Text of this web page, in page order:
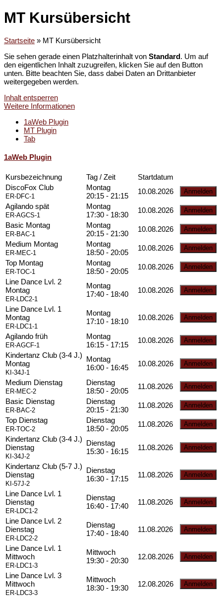
MT Kursübersicht
Startseite » MT Kursübersicht
Sie sehen gerade einen Platzhalterinhalt von Standard. Um auf
den eigentlichen Inhalt zuzugreifen, klicken Sie auf den Button
unten. Bitte beachten Sie, dass dabei Daten an Drittanbieter
weitergegeben werden.
Inhalt entsperren
Weitere Informationen
1aWeb Plugin
MT Plugin
Tab
1aWeb Plugin
Kursbezeichnung Tag / Zeit
Startdatum
DiscoFox Club
ER-DFC-1
Montag
20:15 - 21:15
10.08.2026
Agilando spät
ER-AGCS-1
Montag
17:30 - 18:30
10.08.2026
Basic Montag
ER-BAC-1
Montag
20:15 - 21:30
10.08.2026
Medium Montag
ER-MEC-1
Montag
18:50 - 20:05
10.08.2026
Top Montag
ER-TOC-1
Montag
18:50 - 20:05
10.08.2026
Line Dance Lvl. 2
Montag
ER-LDC2-1
Montag
17:40 - 18:40
10.08.2026
Line Dance Lvl. 1
Montag
ER-LDC1-1
Montag
17:10 - 18:10
10.08.2026
Agilando früh
ER-AGCF-1
Montag
16:15 - 17:15
10.08.2026
Kindertanz Club (3-4 J.)
Montag
KI-34J-1
Montag
16:00 - 16:45
10.08.2026
Medium Dienstag
ER-MEC-2
Dienstag
18:50 - 20:05
11.08.2026
Basic Dienstag
ER-BAC-2
Dienstag
20:15 - 21:30
11.08.2026
Top Dienstag
ER-TOC-2
Dienstag
18:50 - 20:05
11.08.2026
Kindertanz Club (3-4 J.)
Dienstag
KI-34J-2
Dienstag
15:30 - 16:15
11.08.2026
Kindertanz Club (5-7 J.)
Dienstag
KI-57J-2
Dienstag
16:30 - 17:15
11.08.2026
Line Dance Lvl. 1
Dienstag
ER-LDC1-2
Dienstag
16:40 - 17:40
11.08.2026
Line Dance Lvl. 2
Dienstag
ER-LDC2-2
Dienstag
17:40 - 18:40
11.08.2026
Line Dance Lvl. 1
Mittwoch
ER-LDC1-3
Mittwoch
19:30 - 20:30
12.08.2026
Line Dance Lvl. 3
Mittwoch
ER-LDC3-3
Mittwoch
18:30 - 19:30
12.08.2026